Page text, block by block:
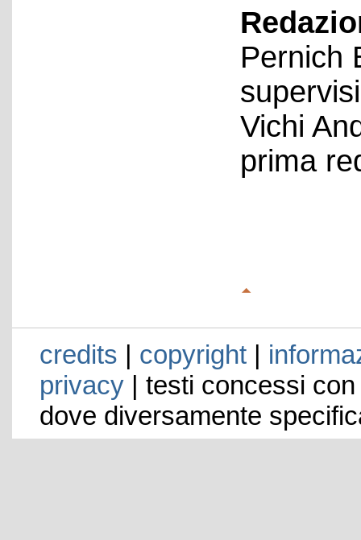
Pernich
Vichi
prima
credits | copyright|
privacy| testi concessi
dove diversamente